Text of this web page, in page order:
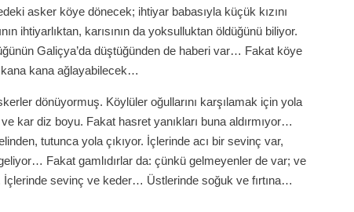
asker köye dönecek; ihtiyar babasıyla küçük kızını
ihtiyarlıktan, karısının da yoksulluktan öldüğünü biliyor.
Galiçya’da düştüğünden de haberi var… Fakat köye
kana ağlayabilecek…
dönüyormuş. Köylüler oğullarını karşılamak için yola
kar diz boyu. Fakat hasret yanıkları buna aldırmıyor…
tutunca yola çıkıyor. İçlerinde acı bir sevinç var,
Fakat gamlıdırlar da: çünkü gelmeyenler de var; ve
İçlerinde sevinç ve keder… Üstlerinde soğuk ve fırtına…